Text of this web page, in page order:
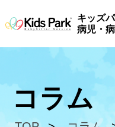
キッズ
病児・
コラム